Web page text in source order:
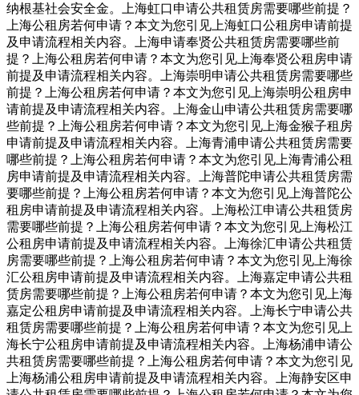
纳根基社会安全金。上海虹口申请公共租赁房需要哪些前提？
上海公租房若何申请？本文为您引见上海虹口公租房申请前提
及申请流程相关内容。上海申请奉贤公共租赁房需要哪些前
提？上海公租房若何申请？本文为您引见上海奉贤公租房申请
前提及申请流程相关内容。上海崇明申请公共租赁房需要哪些
前提？上海公租房若何申请？本文为您引见上海崇明公租房申
请前提及申请流程相关内容。上海金山申请公共租赁房需要哪
些前提？上海公租房若何申请？本文为您引见上海金猴子租房
申请前提及申请流程相关内容。上海青浦申请公共租赁房需要
哪些前提？上海公租房若何申请？本文为您引见上海青浦公租
房申请前提及申请流程相关内容。上海普陀申请公共租赁房需
要哪些前提？上海公租房若何申请？本文为您引见上海普陀公
租房申请前提及申请流程相关内容。上海松江申请公共租赁房
需要哪些前提？上海公租房若何申请？本文为您引见上海松江
公租房申请前提及申请流程相关内容。上海徐汇申请公共租赁
房需要哪些前提？上海公租房若何申请？本文为您引见上海徐
汇公租房申请前提及申请流程相关内容。上海嘉定申请公共租
赁房需要哪些前提？上海公租房若何申请？本文为您引见上海
嘉定公租房申请前提及申请流程相关内容。上海长宁申请公共
租赁房需要哪些前提？上海公租房若何申请？本文为您引见上
海长宁公租房申请前提及申请流程相关内容。上海杨浦申请公
共租赁房需要哪些前提？上海公租房若何申请？本文为您引见
上海杨浦公租房申请前提及申请流程相关内容。上海静安区申